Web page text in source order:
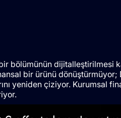
bölümünün dijitalleştirilmesi
bir ürünü
yeniden çiziyor. Kurumsal